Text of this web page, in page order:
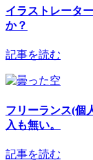
イラストレータ
か？
記事を読む
フリーランス(個
入も無い。
記事を読む